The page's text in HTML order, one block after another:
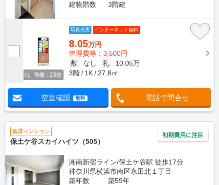
建物階数
3階建
画像 : 23枚
写真充実 インターネット無料
8.05万円
管理費等：3,500円
敷
なし 礼
10.05万
3階
1K 27.8㎡
空室確認 無料 電話で問合せ
賃貸マンション
保土ケ谷スカイハイツ（505）
初期費用に注目
湘南新宿ライン/保土ケ谷駅 徒歩17分
神奈川県横浜市南区永田北１丁目
築年数
築59年